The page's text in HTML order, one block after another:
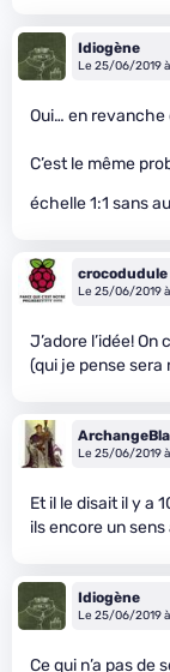
Idiogène
Le 25/06/2019
Oui… en revanche
C’est le même
échelle 1:1 sans
crocodudule
Le 25/06/2019 à
J’adore l’idée!
(qui je pense sera
Le 25/06/2019
Et il le disait il y a
ils encore un
Idiogène
Le 25/06/2019
Ce qui n’a pas de